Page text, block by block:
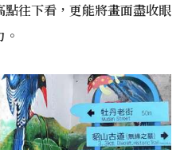
往下看，更能將畫面盡收眼